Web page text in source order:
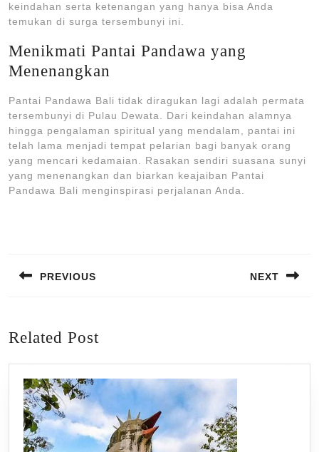
keindahan serta ketenangan yang hanya bisa Anda
temukan di surga tersembunyi ini.
Menikmati Pantai Pandawa yang
Menenangkan
Pantai Pandawa Bali tidak diragukan lagi adalah permata
tersembunyi di Pulau Dewata. Dari keindahan alamnya
hingga pengalaman spiritual yang mendalam, pantai ini
telah lama menjadi tempat pelarian bagi banyak orang
yang mencari kedamaian. Rasakan sendiri suasana sunyi
yang menenangkan dan biarkan keajaiban Pantai
Pandawa Bali menginspirasi perjalanan Anda.
PREVIOUS NEXT
Related Post